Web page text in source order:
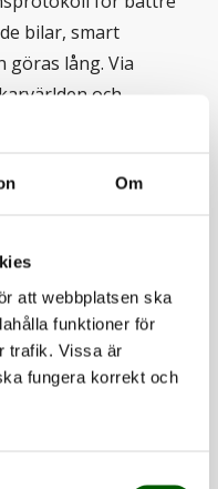
Om
att webbplatsen ska
funktioner för
trafik. Vissa är
fungera korrekt och
bilar, smart
göras lång. Via
och
är att
Sverige och
för datavetenskap,
här
om vad vi
resten av Sverige,